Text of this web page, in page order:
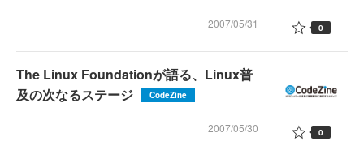
2007/05/31 0
The Linux Foundationが語る、Linux普
及の次なるステージ
CodeZine
2007/05/30 0